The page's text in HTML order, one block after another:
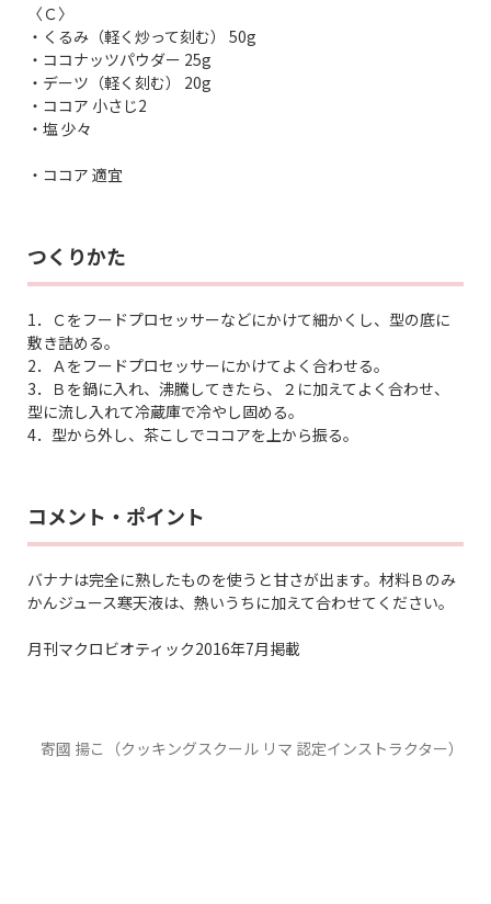
〈Ｃ〉
・くるみ（軽く炒って刻む） 50g
・ココナッツパウダー 25g
・デーツ（軽く刻む） 20g
・ココア 小さじ2
・塩 少々
・ココア 適宜
つくりかた
1．Ｃをフードプロセッサーなどにかけて細かくし、型の底に
敷き詰める。
2．Ａをフードプロセッサーにかけてよく合わせる。
3．Ｂを鍋に入れ、沸騰してきたら、２に加えてよく合わせ、
型に流し入れて冷蔵庫で冷やし固める。
4．型から外し、茶こしでココアを上から振る。
コメント・ポイント
バナナは完全に熟したものを使うと甘さが出ます。材料Ｂのみ
かんジュース寒天液は、熱いうちに加えて合わせてください。
月刊マクロビオティック2016年7月掲載
寄國 揚こ（クッキングスクール リマ 認定インストラクター）